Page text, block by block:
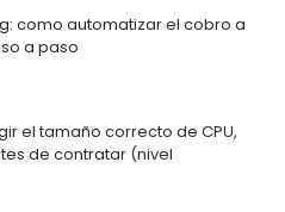
como automatizar el cobro a
a paso
el tamaño correcto de CPU,
de contratar (nivel